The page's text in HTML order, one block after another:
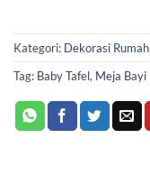
Kategori: Dekorasi Rumah
Tag: Baby Tafel, Meja Bayi